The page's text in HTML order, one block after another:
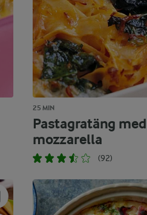
25 MIN
Pastagratäng med
mozzarella
(92)